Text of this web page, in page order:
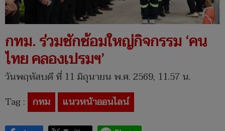
กทม. ร่วมซักซ้อมใหญ่กิจกรรม ‘คน
ไทย คลองเปรมฯ’
วันพฤหัสบดี ที่ 11 มิถุนายน พ.ศ. 2569, 11.57 น.
Tag : กทม แนวหน้าออนไลน์